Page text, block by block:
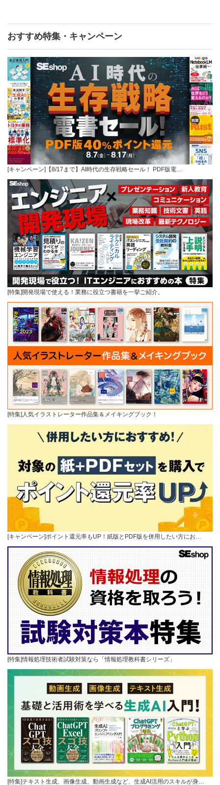
おすすめ特集・キャンペーン
[キャンペーン]【8/17まで】AI時代の生存戦略セール！ PDF版電…
[特集]開発現場で使える！業務に役立つ書籍を一挙ご紹介。
[特集]人気イラストレーター作品集＆メイキングブック！
[キャンペーン]ポイント還元率もUP！紙版とPDF版を併用したい方にお…
[特集]情報処理技術者試験対策なら「情報処理教科書シリーズ」
[特集]テキスト生成、画像生成、動画生成など、生成AI活用のスキルが身…